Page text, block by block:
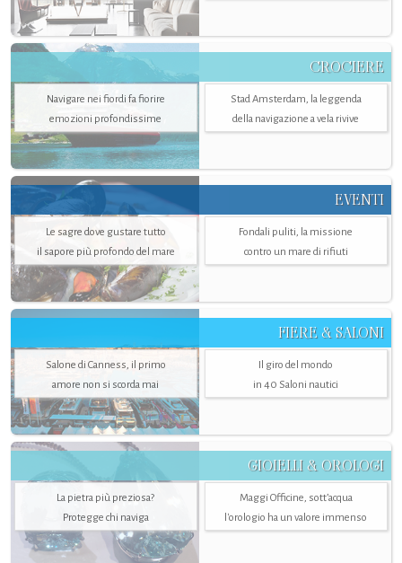
CROCIERE
Navigare nei fiordi fa fiorire
emozioni profondissime
Stad Amsterdam, la leggenda
della navigazione a vela rivive
EVENTI
Le sagre dove gustare tutto
il sapore più profondo del mare
Fondali puliti, la missione
contro un mare di rifiuti
FIERE & SALONI
Salone di Canness, il primo
amore non si scorda mai
Il giro del mondo
in 40 Saloni nautici
GIOIELLI & OROLOGI
La pietra più preziosa?
Protegge chi naviga
Maggi Officine, sott’acqua
l'orologio ha un valore immenso